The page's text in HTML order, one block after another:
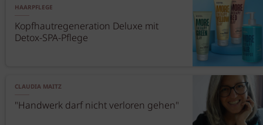
HAARPFLEGE
Kopfhautregeneration Deluxe mit
Detox-SPA-Pflege
CLAUDIA MAITZ
"Handwerk darf nicht verloren gehen"